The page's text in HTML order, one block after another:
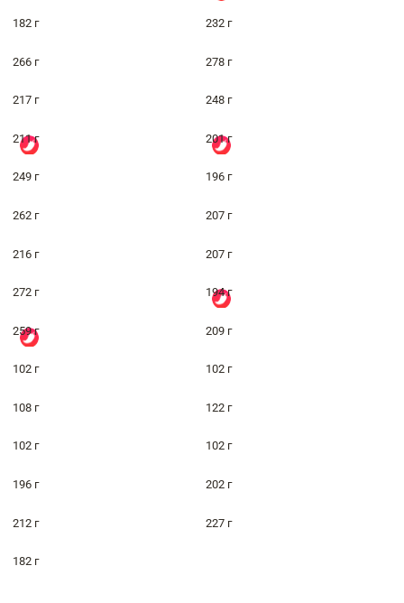
182 г 232 г
266 г 278 г
217 г 248 г
211 г 201 г
249 г 196 г
262 г 207 г
216 г 207 г
272 г 194 г
259 г 209 г
102 г 102 г
108 г 122 г
102 г 102 г
196 г 202 г
212 г 227 г
182 г